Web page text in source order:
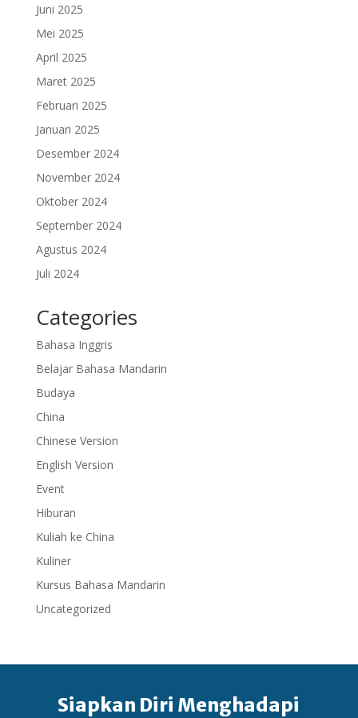
Juni 2025
Mei 2025
April 2025
Maret 2025
Februari 2025
Januari 2025
Desember 2024
November 2024
Oktober 2024
September 2024
Agustus 2024
Juli 2024
Categories
Bahasa Inggris
Belajar Bahasa Mandarin
Budaya
China
Chinese Version
English Version
Event
Hiburan
Kuliah ke China
Kuliner
Kursus Bahasa Mandarin
Uncategorized
Siapkan Diri Menghadapi